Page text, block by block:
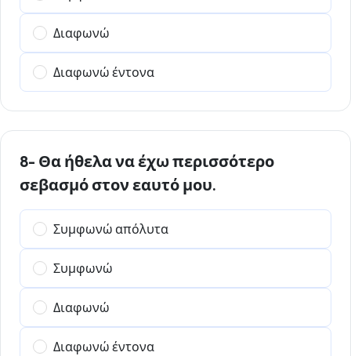
Διαφωνώ
Διαφωνώ έντονα
8- Θα ήθελα να έχω περισσότερο
σεβασμό στον εαυτό μου.
Συμφωνώ απόλυτα
Συμφωνώ
Διαφωνώ
Διαφωνώ έντονα